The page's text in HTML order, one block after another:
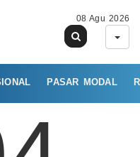
08 Agu 2026
PASAR MODAL